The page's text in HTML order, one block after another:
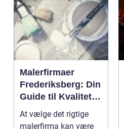
Malerfirmaer
Frederiksberg: Din
Guide til Kvalitet
og Service
At vælge det rigtige
malerfirma kan være